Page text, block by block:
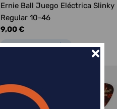
Ernie Ball Juego Eléctrica Slinky
Regular 10-46
Precio
9,00 €
●Entrega en 5-9 días